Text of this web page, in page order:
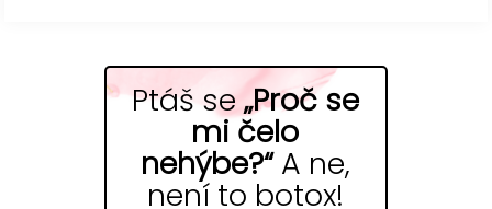
Ptáš se „Proč se
mi čelo
nehýbe?“A ne,
není to botox!